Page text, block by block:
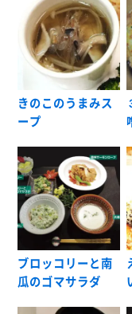
きのこのうまみス
ープ
ブロッコリーと南
瓜のゴマサラダ